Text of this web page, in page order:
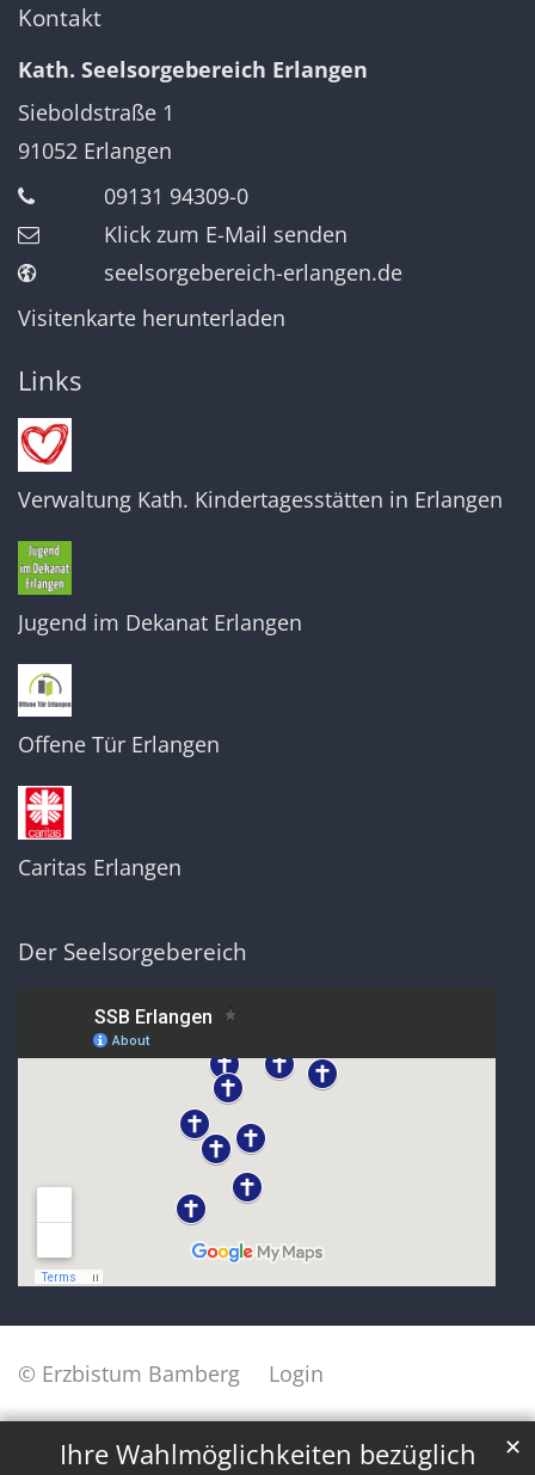
Ihre Wahlmöglichkeiten bezüglich
✕
Kontakt
Kath. Seelsorgebereich Erlangen
Sieboldstraße 1
91052 Erlangen
09131 94309-0
Klick zum E-Mail senden
seelsorgebereich-erlangen.de
Visitenkarte herunterladen
Links
Verwaltung Kath. Kindertagesstätten in Erlangen
Jugend im Dekanat Erlangen
Offene Tür Erlangen
Caritas Erlangen
Der Seelsorgebereich
© Erzbistum Bamberg Login